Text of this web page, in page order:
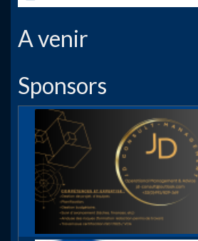
A venir
Sponsors